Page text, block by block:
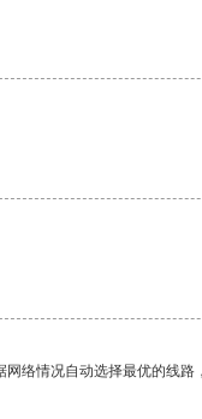
络情况自动选择最优的线路